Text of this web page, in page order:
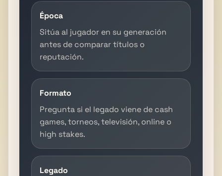
Época
Sitúa al jugador en su generación
antes de comparar títulos o
reputación.
Formato
Pregunta si el legado viene de cash
games, torneos, televisión, online o
high stakes.
Legado